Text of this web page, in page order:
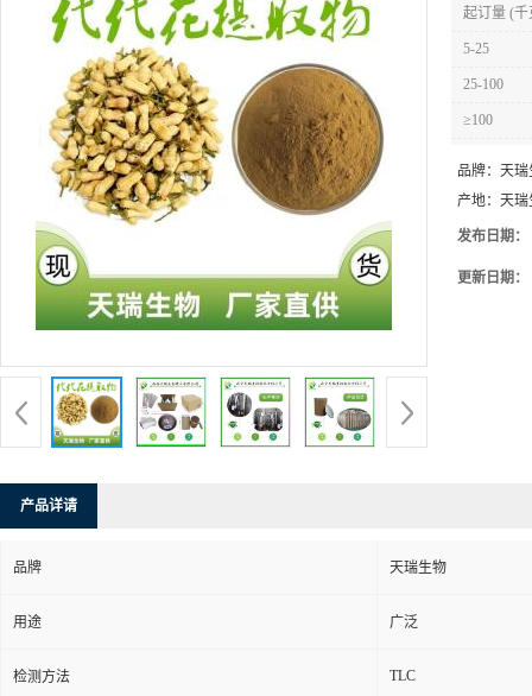
起订量 (千
5-25
25-100
≥100
品牌： 天瑞
产地： 天瑞
发布日期：
更新日期：
产品详请
品牌 天瑞生物
用途 广泛
检测方法 TLC